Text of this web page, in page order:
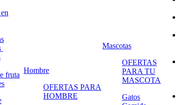
fruta
Hombre
OFERTAS PARA
HOMBRE
Mascotas
OFERTAS
PARA TU
MASCOTA
Gatos